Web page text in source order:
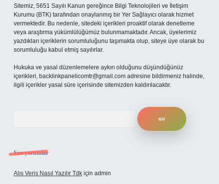
Sitemiz, 5651 Sayılı Kanun gereğince Bilgi Teknolojileri ve İletişim
Kurumu (BTK) tarafından onaylanmış bir Yer Sağlayıcı olarak hizmet
vermektedir. Bu nedenle, sitedeki içerikleri proaktif olarak denetleme
veya araştırma yükümlülüğümüz bulunmamaktadır. Ancak, üyelerimiz
yazdıkları içeriklerin sorumluluğunu taşımakta olup, siteye üye olarak bu
sorumluluğu kabul etmiş sayılırlar.
Hukuka ve yasal düzenlemelere aykırı olduğunu düşündüğünüz
içerikleri, backlinkpanelicomtr@gmail.com adresine bildirmeniz halinde,
ilgili içerikler yasal süre içerisinde sitemizden kaldırılacaktır.
Son yorumlar
Alış Veriş Nasıl Yazılır Tdk için admin